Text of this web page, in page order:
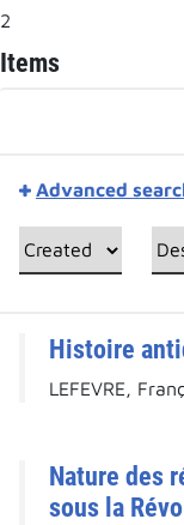
2
Items
Advanced
Histoire
LEFEVRE,
Nature des
sous la